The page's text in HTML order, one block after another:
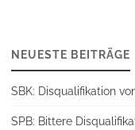
NEUESTE BEITRÄGE
SBK: Disqualifikation
SPB: Bittere